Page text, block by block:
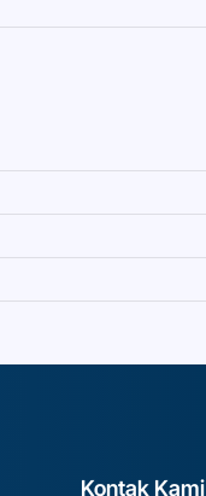
Kontak Kami